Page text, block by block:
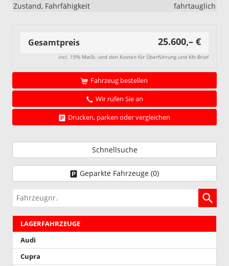
Zustand, Fahrfähigkeit
fahrtauglich
Gesamtpreis 25.600,– €
incl. 19% MwSt. und den Kosten für Überführung und Kfz-Brief
Fahrzeug bestellen
Wir rufen Sie an
Drucken, parken oder vergleichen
Schnellsuche
Geparkte Fahrzeuge (0)
Fahrzeugnr.
LAGERFAHRZEUGE
Audi
Cupra